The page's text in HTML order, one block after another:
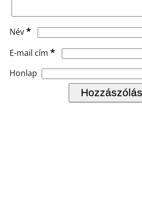
Név*
E-mail cím *
Honlap